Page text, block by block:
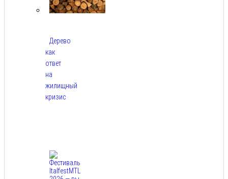
Дерево
как
ответ
на
жилищный
кризис